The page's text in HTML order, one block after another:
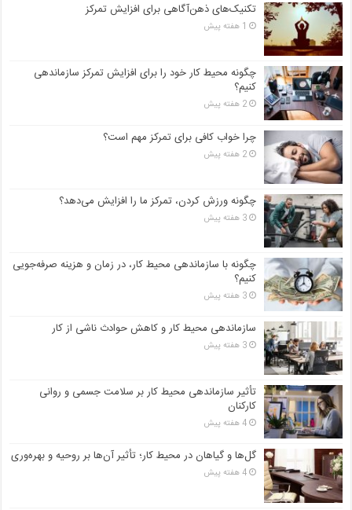
تکنیک‌های ذهن‌آگاهی برای افزایش تمرکز
1 هفته پیش
چگونه محیط کار خود را برای افزایش تمرکز سازماندهی
کنیم؟
2 هفته پیش
چرا خواب کافی برای تمرکز مهم است؟
2 هفته پیش
چگونه ورزش کردن، تمرکز ما را افزایش می‌دهد؟
3 هفته پیش
چگونه با سازماندهی محیط کار، در زمان و هزینه صرفه‌جویی
کنیم؟
3 هفته پیش
سازماندهی محیط کار و کاهش حوادث ناشی از کار
3 هفته پیش
تأثیر سازماندهی محیط کار بر سلامت جسمی و روانی
کارکنان
4 هفته پیش
گل‌ها و گیاهان در محیط کار؛ تأثیر آن‌ها بر روحیه و بهره‌وری
4 هفته پیش